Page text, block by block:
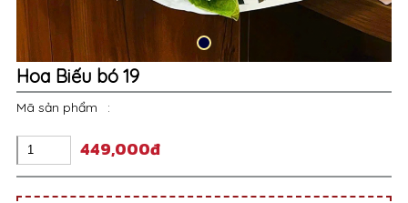
Hoa Biếu bó 19
Mã sản phẩm :
449,000đ